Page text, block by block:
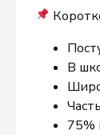
В
75%